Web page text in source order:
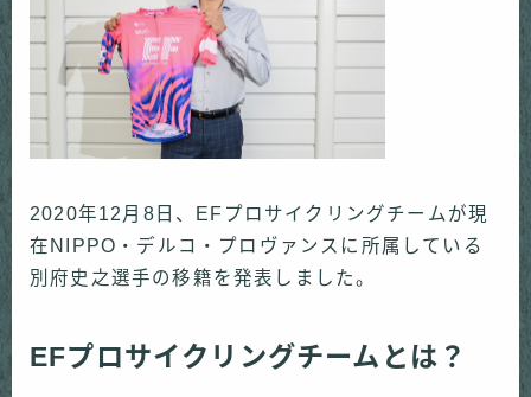
2020年12 月 8 日、 EF プロサイクリングチームが現
在 NIPPO ・デルコ・プロヴァンスに所属している
別府史之選手の移籍を発表しました。
EFプロサイクリングチームとは？